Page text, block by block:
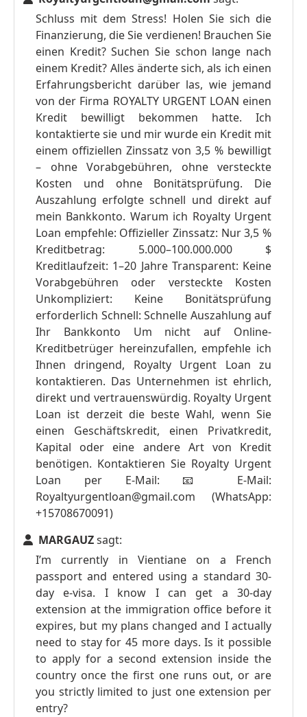
Schluss mit dem Stress! Holen Sie sich die
Finanzierung, die Sie verdienen! Brauchen Sie
einen Kredit? Suchen Sie schon lange nach
einem Kredit? Alles änderte sich, als ich einen
Erfahrungsbericht darüber las, wie jemand
von der Firma ROYALTY URGENT LOAN einen
Kredit bewilligt bekommen hatte. Ich
kontaktierte sie und mir wurde ein Kredit mit
einem offiziellen Zinssatz von 3,5 % bewilligt
– ohne Vorabgebühren, ohne versteckte
Kosten und ohne Bonitätsprüfung. Die
Auszahlung erfolgte schnell und direkt auf
mein Bankkonto. Warum ich Royalty Urgent
Loan empfehle: Offizieller Zinssatz: Nur 3,5 %
Kreditbetrag: 5.000–100.000.000 $
Kreditlaufzeit: 1–20 Jahre Transparent: Keine
Vorabgebühren oder versteckte Kosten
Unkompliziert: Keine Bonitätsprüfung
erforderlich Schnell: Schnelle Auszahlung auf
Ihr Bankkonto Um nicht auf Online-
Kreditbetrüger hereinzufallen, empfehle ich
Ihnen dringend, Royalty Urgent Loan zu
kontaktieren. Das Unternehmen ist ehrlich,
direkt und vertrauenswürdig. Royalty Urgent
Loan ist derzeit die beste Wahl, wenn Sie
einen Geschäftskredit, einen Privatkredit,
Kapital oder eine andere Art von Kredit
benötigen. Kontaktieren Sie Royalty Urgent
Loan per E-Mail: 📧 E-Mail:
Royaltyurgentloan@gmail.com (WhatsApp:
+15708670091)
MARGAUZsagt:
I’m currently in Vientiane on a French
passport and entered using a standard 30-
day e-visa. I know I can get a 30-day
extension at the immigration office before it
expires, but my plans changed and I actually
need to stay for 45 more days. Is it possible
to apply for a second extension inside the
country once the first one runs out, or are
you strictly limited to just one extension per
entry?